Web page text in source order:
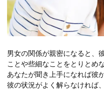
男女の関係が親密になると、
ことや些細なことをとりとめ
あなたが聞き上手になれば彼
彼の状況がよく解らなければ